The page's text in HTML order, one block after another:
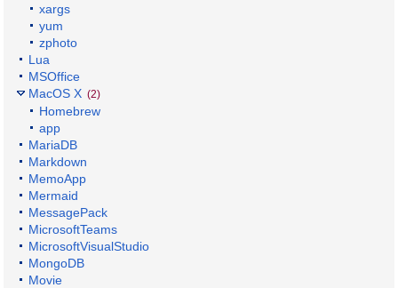
xargs
yum
zphoto
Lua
MSOffice
MacOS X (2)
Homebrew
app
MariaDB
Markdown
MemoApp
Mermaid
MessagePack
MicrosoftTeams
MicrosoftVisualStudio
MongoDB
Movie